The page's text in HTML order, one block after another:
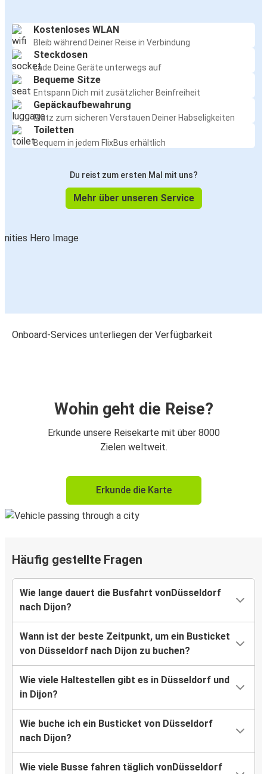
Kostenloses WLAN
Bleib während Deiner Reise in Verbindung
Steckdosen
Lade Deine Geräte unterwegs auf
Bequeme Sitze
Entspann Dich mit zusätzlicher Beinfreiheit
Gepäckaufbewahrung
Platz zum sicheren Verstauen Deiner Habseligkeiten
Toiletten
Bequem in jedem FlixBus erhältlich
Du reist zum ersten Mal mit uns?
Mehr über unseren Service
Onboard-Services unterliegen der Verfügbarkeit
Wohin geht die Reise?
Erkunde unsere Reisekarte mit über 8000
Zielen weltweit.
Erkunde die Karte
Häufig gestellte Fragen
Wie lange dauert die Busfahrt vonDüsseldorf
nach Dijon?
Wann ist der beste Zeitpunkt, um ein Busticket
von Düsseldorf nach Dijon zu buchen?
Wie viele Haltestellen gibt es in Düsseldorf und
in Dijon?
Wie buche ich ein Busticket von Düsseldorf
nach Dijon?
Wie viele Busse fahren täglich vonDüsseldorf